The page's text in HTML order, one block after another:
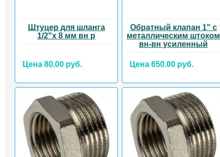
Штуцер для шланга
1/2"х 8 мм вн р
Цена 80.00 руб.
Обратный клапан 1" с
металлическим штоком
вн-вн усиленный
Цена 650.00 руб.